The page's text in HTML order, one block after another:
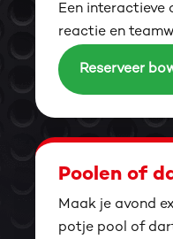
Een interactieve
reactie en
Reserveer
Poolen of
Maak je avond
potje pool of